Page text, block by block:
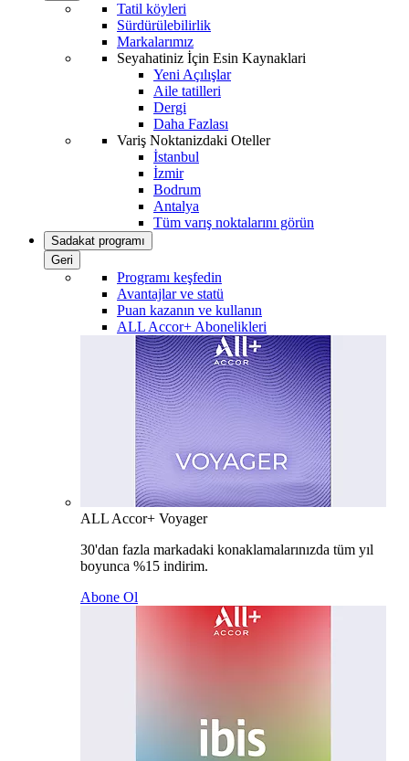
Tatil köyleri
Sürdürülebilirlik
Markalarımız
Seyahatiniz İçin Esin Kaynaklari
Yeni Açılışlar
Aile tatilleri
Dergi
Daha Fazlası
Variş Noktanizdaki Oteller
İstanbul
İzmir
Bodrum
Antalya
Tüm varış noktalarını görün
Sadakat programı
Geri
Programı keşfedin
Avantajlar ve statü
Puan kazanın ve kullanın
ALL Accor+ Abonelikleri
ALL Accor+ Voyager
30'dan fazla markadaki konaklamalarınızda tüm yıl
boyunca %15 indirim.
Abone Ol